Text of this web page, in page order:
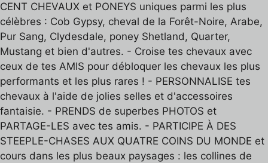
CENT CHEVAUX et PONEYS uniques parmi les plus
célèbres : Cob Gypsy, cheval de la Forêt-Noire, Arabe,
Pur Sang, Clydesdale, poney Shetland, Quarter,
Mustang et bien d'autres. - Croise tes chevaux avec
ceux de tes AMIS pour débloquer les chevaux les plus
performants et les plus rares ! - PERSONNALISE tes
chevaux à l'aide de jolies selles et d'accessoires
fantaisie. - PRENDS de superbes PHOTOS et
PARTAGE-LES avec tes amis. - PARTICIPE À DES
STEEPLE-CHASES AUX QUATRE COINS DU MONDE et
cours dans les plus beaux paysages : les collines de